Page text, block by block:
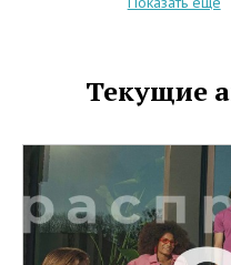
предложениями и
головокружительными
С 15 декабря 2025 года
окончании акции) при
всех розничных магазинах
Снежная Королева, или
каталога на сайте
магазина snowqueen.ru
Текущие